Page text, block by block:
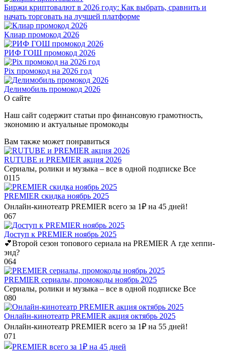
Биржи криптовалют в 2026 году: Как выбрать, сравнить и
начать торговать на лучшей платформе
Клиар промокод 2026
РИФ ГОШ промокод 2026
Pix промокод на 2026 год
Делимобиль промокод 2026
О сайте
Наш сайт содержит статьи про финансовую грамотность,
экономию и актуальные промокоды
Вам также может понравиться
RUTUBE и PREMIER акция 2026
Сериалы, ролики и музыка – все в одной подписке Все
0115
PREMIER скидка ноябрь 2025
Онлайн-кинотеатр PREMIER всего за 1₽ на 45 дней!
067
Доступ к PREMIER ноябрь 2025
💕Второй сезон топового сериала на PREMIER А где хеппи-
энд?
064
PREMIER сериалы, промокоды ноябрь 2025
Сериалы, ролики и музыка – все в одной подписке Все
080
Онлайн-кинотеатр PREMIER акция октябрь 2025
Онлайн-кинотеатр PREMIER всего за 1₽ на 55 дней!
071